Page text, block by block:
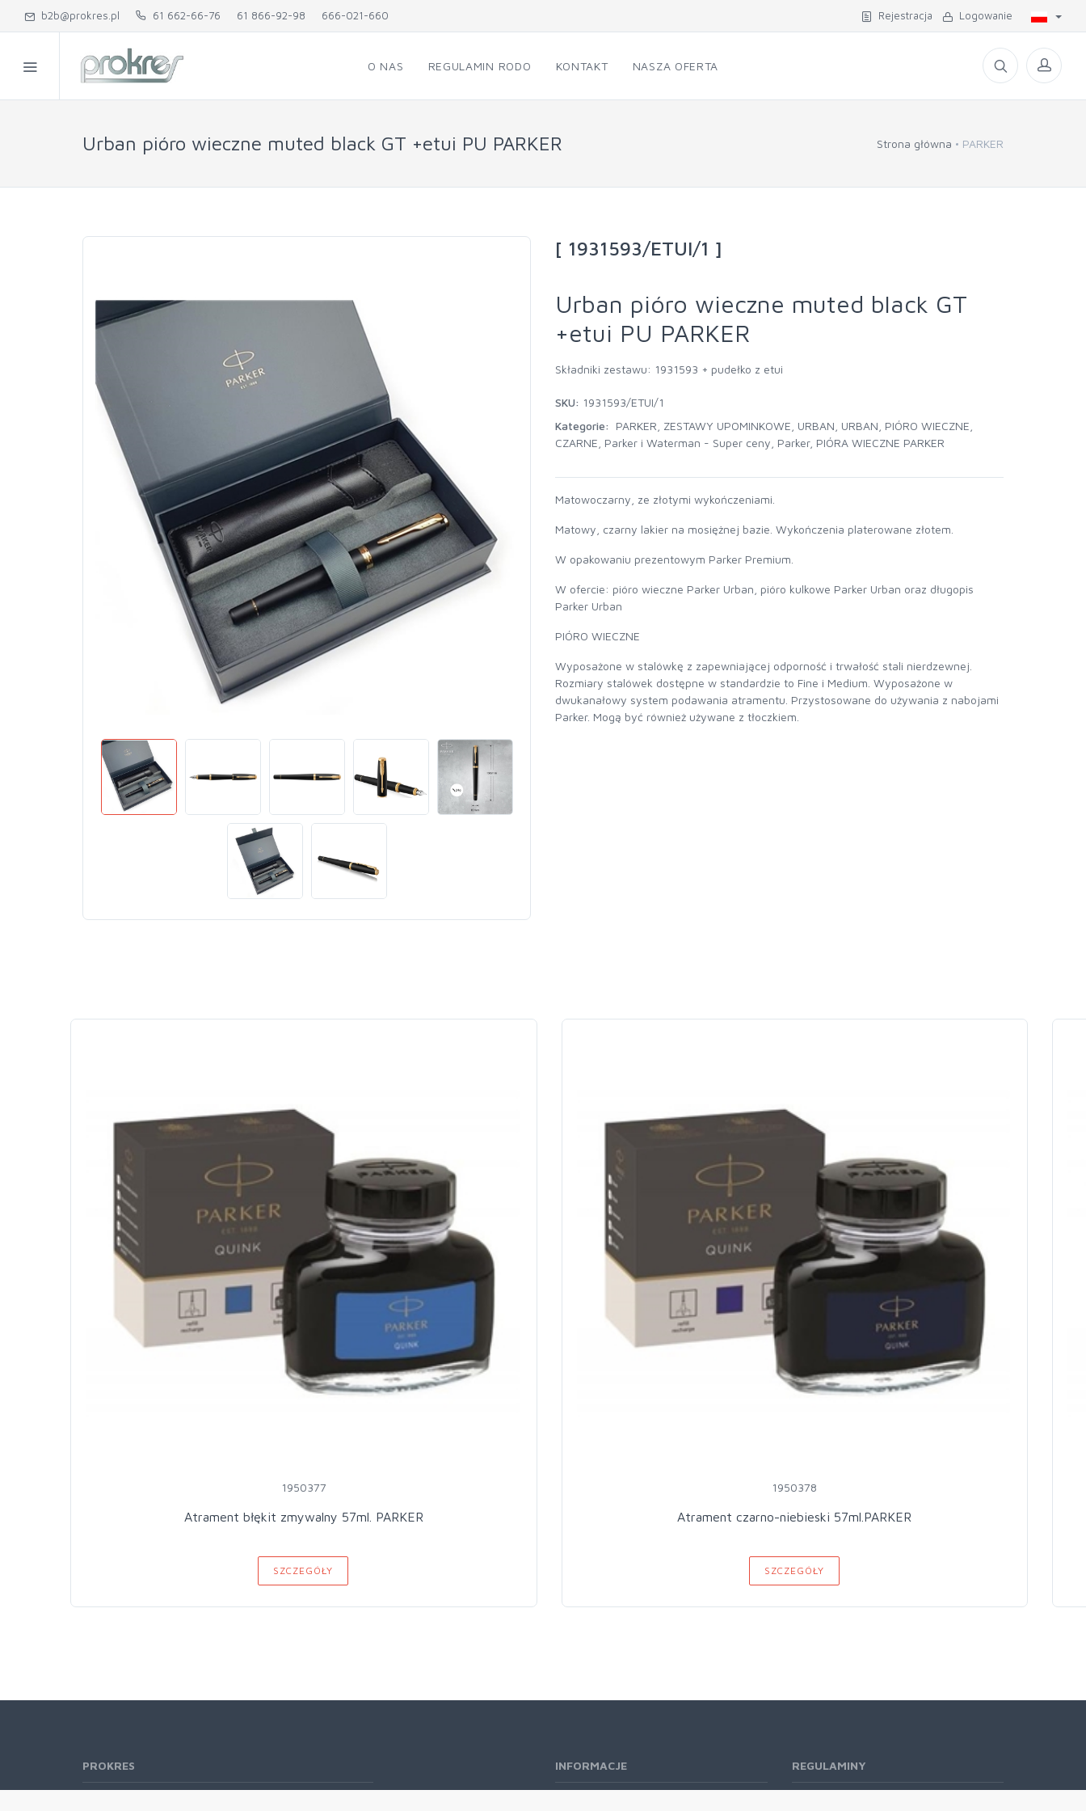
b2b@prokres.pl 61 662-66-76 61 866-92-98 666-021-660 Rejestracja Logowanie
O NAS REGULAMIN RODO KONTAKT NASZA OFERTA
Urban pióro wieczne muted black GT +etui PU PARKER Strona główna PARKER
[ 1931593/ETUI/1 ]
Urban pióro wieczne muted black GT
+etui PU PARKER
Składniki zestawu: 1931593 + pudełko z etui
SKU: 1931593/ETUI/1
Kategorie:
PARKER ZESTAWY UPOMINKOWE URBAN URBAN PIÓRO WIECZNE
CZARNE Parker i Waterman - Super ceny Parker, PIÓRA WIECZNE PARKER
Matowoczarny, ze złotymi wykończeniami.
Matowy, czarny lakier na mosiężnej bazie. Wykończenia platerowane złotem.
W opakowaniu prezentowym Parker Premium.
W ofercie: pióro wieczne Parker Urban, pióro kulkowe Parker Urban oraz długopis
Parker Urban
PIÓRO WIECZNE
Wyposażone w stalówkę z zapewniającej odporność i trwałość stali nierdzewnej.
Rozmiary stalówek dostępne w standardzie to Fine i Medium. Wyposażone w
dwukanałowy system podawania atramentu. Przystosowane do używania z nabojami
Parker. Mogą być również używane z tłoczkiem.
1950377
Atrament błękit zmywalny 57ml. PARKER
SZCZEGÓŁY
1950378
Atrament czarno-niebieski 57ml.PARKER
SZCZEGÓŁY
PROKRES INFORMACJE REGULAMINY